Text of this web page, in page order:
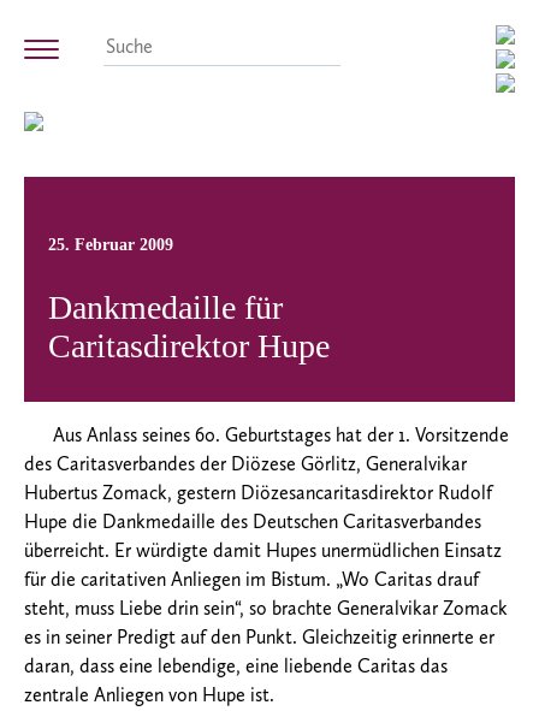
25. Februar 2009
Dankmedaille für
Caritasdirektor Hupe
Aus Anlass seines 60. Geburtstages hat der 1. Vorsitzende
des Caritasverbandes der Diözese Görlitz, Generalvikar
Hubertus Zomack, gestern Diözesancaritasdirektor Rudolf
Hupe die Dankmedaille des Deutschen Caritasverbandes
überreicht. Er würdigte damit Hupes unermüdlichen Einsatz
für die caritativen Anliegen im Bistum. „Wo Caritas drauf
steht, muss Liebe drin sein“, so brachte Generalvikar Zomack
es in seiner Predigt auf den Punkt. Gleichzeitig erinnerte er
daran, dass eine lebendige, eine liebende Caritas das
zentrale Anliegen von Hupe ist.